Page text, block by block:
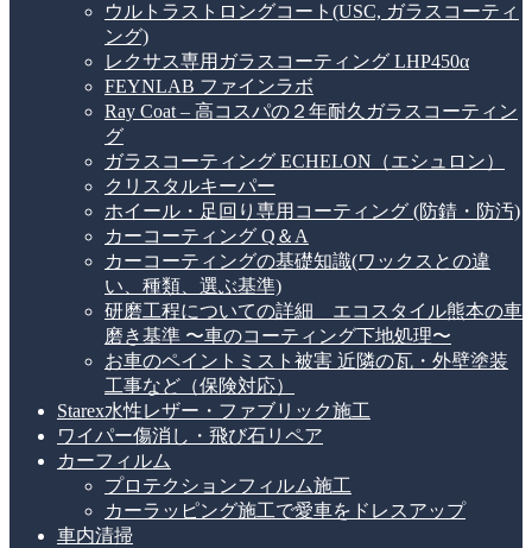
ウルトラストロングコート(USC, ガラスコーティ
ング)
レクサス専用ガラスコーティング LHP450α
FEYNLAB ファインラボ
Ray Coat – 高コスパの２年耐久ガラスコーティン
グ
ガラスコーティング ECHELON（エシュロン）
クリスタルキーパー
ホイール・足回り専用コーティング (防錆・防汚)
カーコーティング Q＆A
カーコーティングの基礎知識(ワックスとの違
い、種類、選ぶ基準)
研磨工程についての詳細 エコスタイル熊本の車
磨き基準 〜車のコーティング下地処理〜
お車のペイントミスト被害 近隣の瓦・外壁塗装
工事など（保険対応）
Starex水性レザー・ファブリック施工
ワイパー傷消し・飛び石リペア
カーフィルム
プロテクションフィルム施工
カーラッピング施工で愛車をドレスアップ
車内清掃